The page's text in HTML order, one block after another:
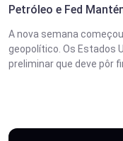
Petróleo e Fed
A nova semana
geopolítico. Os Estados
preliminar que deve pôr